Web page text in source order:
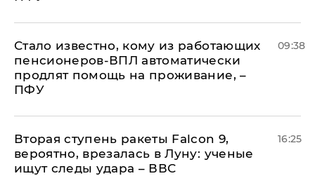
Стало известно, кому из работающих
пенсионеров-ВПЛ автоматически
продлят помощь на проживание, –
ПФУ
09:38
Вторая ступень ракеты Falcon 9,
вероятно, врезалась в Луну: ученые
ищут следы удара – ВВС
16:25